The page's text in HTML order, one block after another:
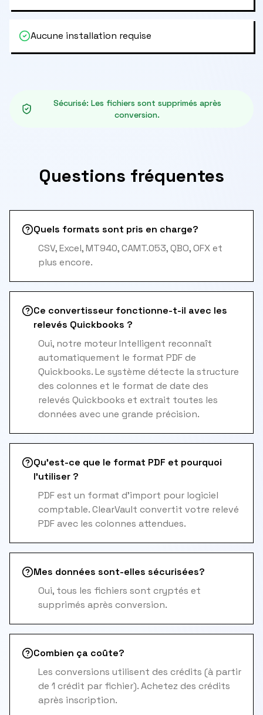
Aucune installation requise
Sécurisé: Les fichiers sont supprimés après
conversion.
Questions fréquentes
Quels formats sont pris en charge?
CSV, Excel, MT940, CAMT.053, QBO, OFX et
plus encore.
Ce convertisseur fonctionne-t-il avec les
relevés Quickbooks ?
Oui, notre moteur Intelligent reconnaît
automatiquement le format PDF de
Quickbooks. Le système détecte la structure
des colonnes et le format de date des
relevés Quickbooks et extrait toutes les
données avec une grande précision.
Qu'est-ce que le format PDF et pourquoi
l'utiliser ?
PDF est un format d'import pour logiciel
comptable. ClearVault convertit votre relevé
PDF avec les colonnes attendues.
Mes données sont-elles sécurisées?
Oui, tous les fichiers sont cryptés et
supprimés après conversion.
Combien ça coûte?
Les conversions utilisent des crédits (à partir
de 1 crédit par fichier). Achetez des crédits
après inscription.